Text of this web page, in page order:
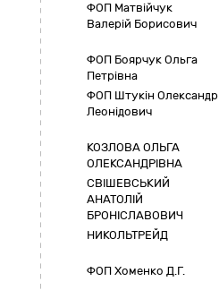
ФОП Матвійчук
Валерій Борисович
ФОП Боярчук Ольга
Петрівна
ФОП Штукін Олександр
Леонідович
КОЗЛОВА ОЛЬГА
ОЛЕКСАНДРІВНА
СВІШЕВСЬКИЙ
АНАТОЛІЙ
БРОНІСЛАВОВИЧ
НИКОЛЬТРЕЙД
ФОП Хоменко Д.Г.